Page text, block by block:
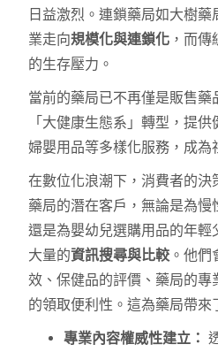
日益激烈。連鎖藥局如大樹
業走向規模化與連鎖化 ，而
的生存壓力。
當前的藥局已不再僅是販售藥
「大健康生態系」轉型，提
婦嬰用品等多樣化服務，成為
在數位化浪潮下，消費者的決
藥局的潛在客戶，無論是為慢
還是為嬰幼兒選購用品的年輕
大量的資訊搜尋與比較 。他
效、保健品的評價、藥局的
的領取便利性。這為藥局帶來
專業內容權威性建立：